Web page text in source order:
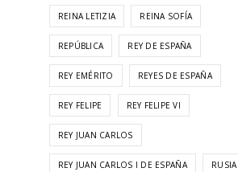
REINA LETIZIA REINA SOFÍA
REPÚBLICA REY DE ESPAÑA
REY EMÉRITO REYES DE ESPAÑA
REY FELIPE REY FELIPE VI
REY JUAN CARLOS
REY JUAN CARLOS I DE ESPAÑA RUSIA